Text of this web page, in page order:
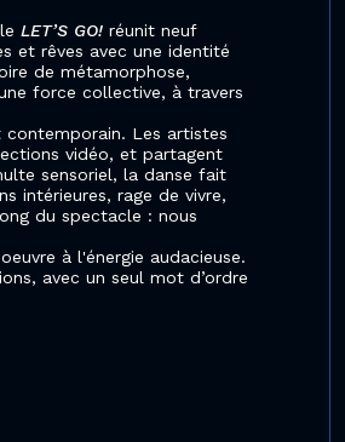
LET’S GO! réunit neuf
et rêves avec une identité
de métamorphose,
force collective, à travers
Les artistes
vidéo, et partagent
sensoriel, la danse fait
intérieures, rage de vivre,
du spectacle : nous
à l'énergie audacieuse.
avec un seul mot d’ordre